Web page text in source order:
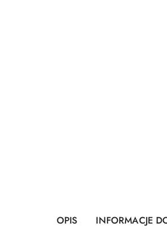
OPIS INFORMACJE